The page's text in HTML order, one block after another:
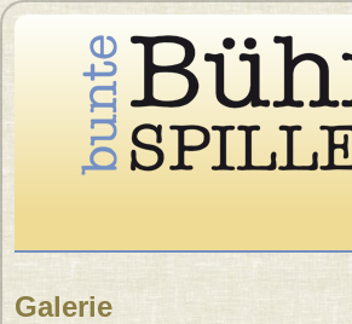
Direkt zum Inhalt
Über uns
Sie sind hier
Galerie